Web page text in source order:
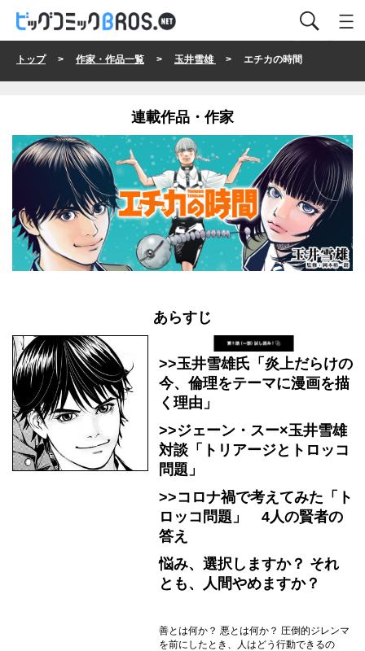
トップ> 作家・作品一覧 > 玉井雪雄 > エチカの時間
連載作品・作家
あらすじ
>>玉井雪雄氏「炎上だらけの
今、倫理をテーマに漫画を描
く理由」
>>ジェーン・スー×玉井雪雄
対談「トリアージとトロッコ
問題」
>>コロナ禍で考えてみた「ト
ロッコ問題」 4人の賢者の
答え
悩み、選択しますか？ それ
とも、人間やめますか？
善とは何か？ 悪とは何か？ 圧倒的ジレンマ
を前にしたとき、人はどう行動できるの